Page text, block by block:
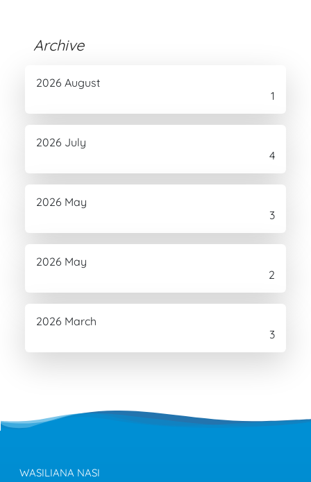
Archive
2026 August
1
2026 July
4
2026 May
3
2026 May
2
2026 March
3
WASILIANA NASI